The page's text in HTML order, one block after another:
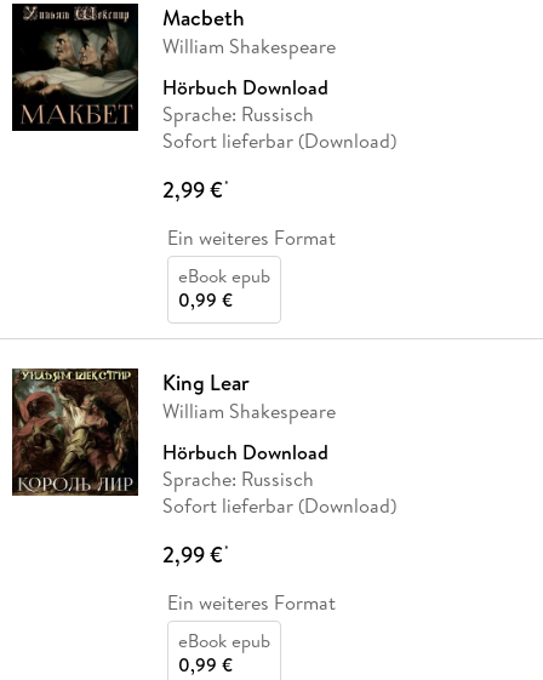
Macbeth
William Shakespeare
Hörbuch Download
Sprache: Russisch
Sofort lieferbar (Download)
2,99 €*
Ein weiteres Format
eBook epub
0,99 €
King Lear
William Shakespeare
Hörbuch Download
Sprache: Russisch
Sofort lieferbar (Download)
2,99 €*
Ein weiteres Format
eBook epub
0,99 €